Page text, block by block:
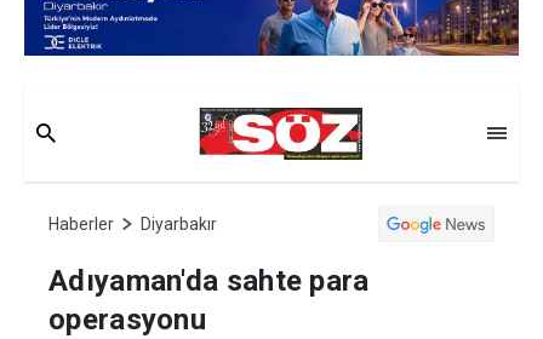
Haberler Diyarbakır
Adıyaman'da sahte para
operasyonu